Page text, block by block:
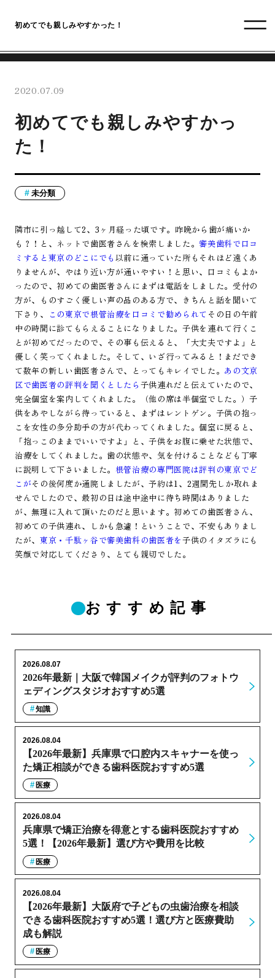
初めてでも親しみやすかった！
2020.07.09
初めてでも親しみやすかっ
た！
未分類
隣市に引っ越して2、3ヶ月経った頃です。昨晩から歯が痛いか
も？！と、ネットで歯医者さんを検索しました。審美歯科で口コ
ミすると東京のどこにでも 以前に通っていた所もそれほど遠くあ
りませんが、やはり近い方が通いやすい！と思い、口コミもよか
ったので、初めての歯医者さんにまずは電話をしました。受付の
方が、ものすごく優しい声の品のある方で、きちんと話を聞いて
下さり、
この東京で根管治療を口コミで勧められて その日の午前
中の時間に診てもらえることになりました。子供を連れて行くこ
とが初めてだったので、その事も伝えると、「大丈夫ですよ」と
優しく笑ってくれました。そして、いざ行ってみると！まだでき
て数年の新しい歯医者さんで、とってもキレイでした。 あの文京
区で歯医者の評判を聞くとしたら 子供連れだと伝えていたので、
完全個室を案内してくれました。（他の席は半個室でした。）子
供をあやしながら待っていると、まずはレントゲン。子供の抱っ
こを女性の多分助手の方が代わってくれました。個室に戻ると、
「抱っこのままでいいですよ」と、子供をお腹に乗せた状態で、
治療をしてくれました。歯の状態や、気を付けることなども丁寧
に説明して下さいました。 根管治療の専門医院は評判の東京でど
こがその後何度か通院しましたが、予約は1、2週間先しか取れま
せんでしたので、最初の日は途中途中に待ち時間はありました
が、無理に入れて頂いたのだと思います。初めての歯医者さん、
初めての子供連れ、しかも急遽！ということで、不安もありまし
たが、 東京・千駄ヶ谷で審美歯科の歯医者を子供のイタズラにも
笑顔で対応してくださり、とても親切でした。
おすすめ記事
2026年最新｜大阪で韓国メイクが評判のフォトウ
ェディングスタジオおすすめ5選
2026.08.07
知識
【2026年最新】兵庫県で口腔内スキャナーを使っ
た矯正相談ができる歯科医院おすすめ5選
2026.08.04
医療
兵庫県で矯正治療を得意とする歯科医院おすすめ
5選！【2026年最新】選び方や費用を比較
2026.08.04
医療
【2026年最新】大阪府で子どもの虫歯治療を相談
できる歯科医院おすすめ5選！選び方と医療費助
成も解説
2026.08.04
医療